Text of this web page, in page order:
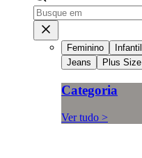
Feminino Infantil
Jeans
Plus Size
Categoria
Ver tudo >